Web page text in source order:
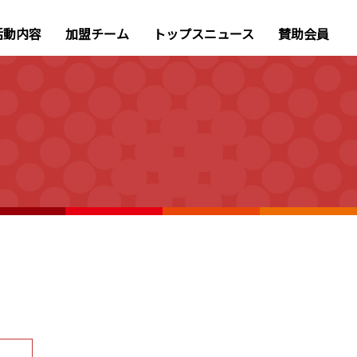
内容 加盟チーム トップスニュース 賛助会員